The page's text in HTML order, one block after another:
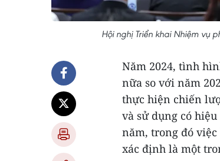
Hội nghị Triển khai Nhiệm vụ
Năm 2024, tình
nữa so với năm
thực hiện chiến
và sử dụng có
năm, trong đó
xác định là một